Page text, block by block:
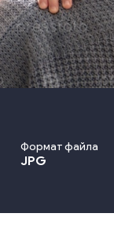
Формат файла
JPG